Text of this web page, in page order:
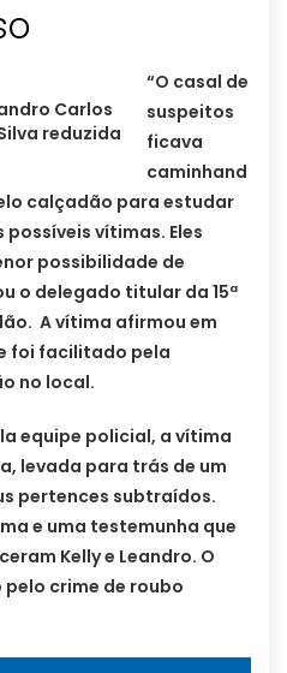
Carlos
reduzida
“O casal de
suspeitos
ficava
caminhand
calçadão para estudar
vítimas. Eles
possibilidade de
o delegado titular da 15ª
A vítima afirmou em
foi facilitado pela
no local.
equipe policial, a vítima
levada para trás de um
pertences subtraídos.
e uma testemunha que
Kelly e Leandro. O
crime de roubo